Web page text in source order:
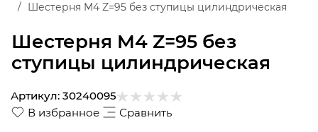
Шестерня M4 Z=95 без
ступицы цилиндрическая
Шестерня M4 Z=95 без ступицы цилиндрическая
В избранное Сравнить
Артикул: 30240095